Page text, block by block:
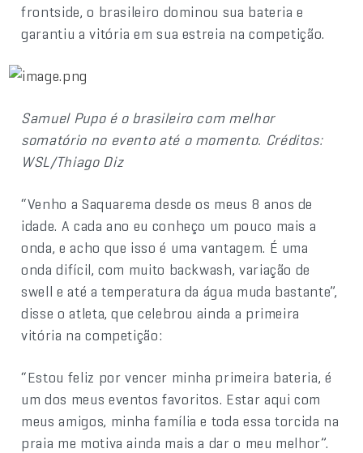
frontside, o brasileiro dominou sua bateria e
garantiu a vitória em sua estreia na competição.
Samuel Pupo é o brasileiro com melhor
somatório no evento até o momento. Créditos:
WSL/Thiago Diz
“Venho a Saquarema desde os meus 8 anos de
idade. A cada ano eu conheço um pouco mais a
onda, e acho que isso é uma vantagem. É uma
onda difícil, com muito backwash, variação de
swell e até a temperatura da água muda bastante”,
disse o atleta, que celebrou ainda a primeira
vitória na competição:
“Estou feliz por vencer minha primeira bateria, é
um dos meus eventos favoritos. Estar aqui com
meus amigos, minha família e toda essa torcida na
praia me motiva ainda mais a dar o meu melhor”.